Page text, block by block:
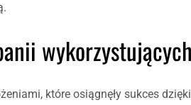
które osiągnęły sukces